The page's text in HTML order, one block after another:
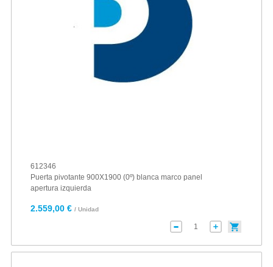
612346
Puerta pivotante 900X1900 (0º) blanca marco panel
apertura izquierda
2.559,00 € / Unidad